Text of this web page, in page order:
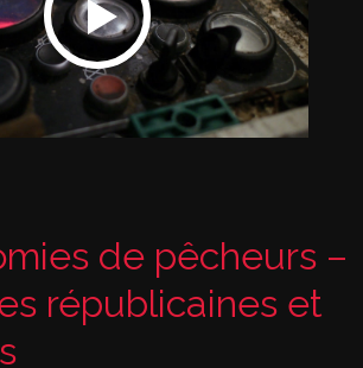
de pêcheurs –
républicaines et